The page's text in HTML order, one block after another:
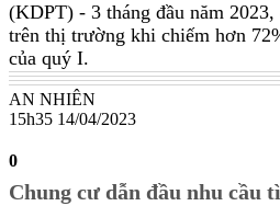
(KDPT) - 3 tháng đầu năm
trên thị trường khi chiếm hơn
của quý I.
AN NHIÊN
15h35 14/04/2023
0
Chung cư dẫn đầu nhu cầu